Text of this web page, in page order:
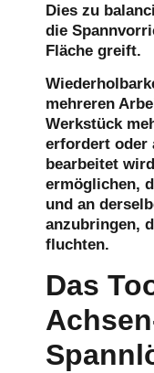
Dies zu
die
Fläche greift.
mehreren
Werkstück
erfordert oder
bearbeitet
ermöglichen,
und an
anzubringen,
fluchten.
Das